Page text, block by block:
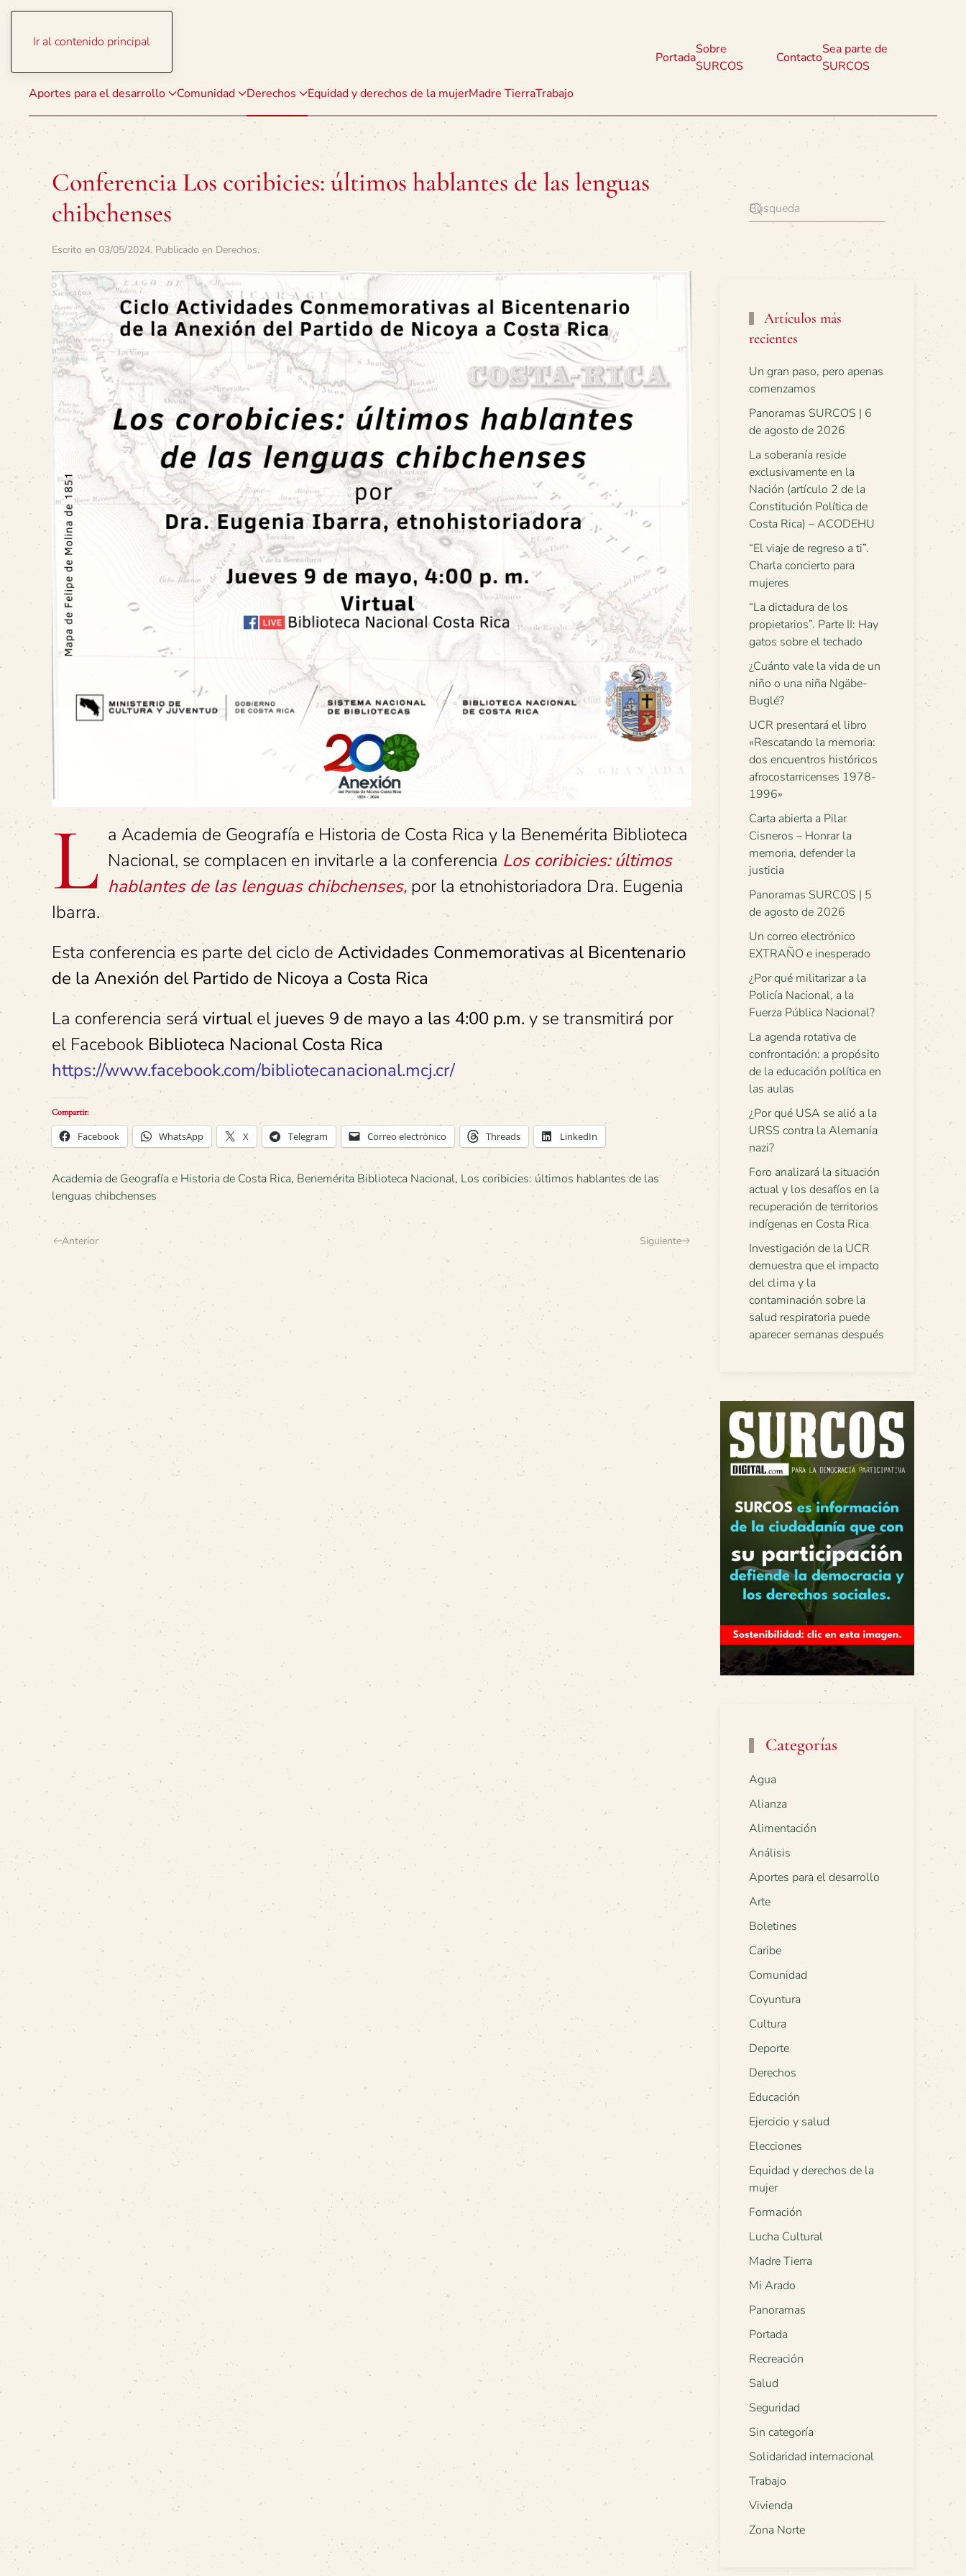
Ir al contenido principal
Aportes para el desarrollo Comunidad Derechos Equidad y derechos de la mujerMadre TierraTrabajo
Portada
Sobre
SURCOS
Contacto
Sea parte de
SURCOS
Conferencia Los coribicies: últimos hablantes de las lenguas
chibchenses
Escrito en 03/05/2024. Publicado en Derechos.
L a Academia de Geografía e Historia de Costa Rica y la Benemérita Biblioteca
Nacional, se complacen en invitarle a la conferencia Los coribicies: últimos
hablantes de las lenguas chibchenses,por la etnohistoriadora Dra. Eugenia
Ibarra.
Esta conferencia es parte del ciclo deActividades Conmemorativas al Bicentenario
de la Anexión del Partido de Nicoya a Costa Rica
La conferencia será virtual el jueves 9 de mayo a las 4:00 p.m. y se transmitirá por
el Facebook Biblioteca Nacional Costa Rica
https://www.facebook.com/bibliotecanacional.mcj.cr/
Compartir:
Facebook WhatsApp X Telegram Correo electrónico Threads LinkedIn
Academia de Geografía e Historia de Costa Rica, Benemérita Biblioteca Nacional, Los coribicies: últimos hablantes de las
lenguas chibchenses
Anterior Siguiente
Artículos más
recientes
Un gran paso, pero apenas
comenzamos
Panoramas SURCOS | 6
de agosto de 2026
La soberanía reside
exclusivamente en la
Nación (artículo 2 de la
Constitución Política de
Costa Rica) – ACODEHU
“El viaje de regreso a ti”.
Charla concierto para
mujeres
“La dictadura de los
propietarios”. Parte II: Hay
gatos sobre el techado
¿Cuánto vale la vida de un
niño o una niña Ngäbe-
Buglé?
UCR presentará el libro
«Rescatando la memoria:
dos encuentros históricos
afrocostarricenses 1978-
1996»
Carta abierta a Pilar
Cisneros – Honrar la
memoria, defender la
justicia
Panoramas SURCOS | 5
de agosto de 2026
Un correo electrónico
EXTRAÑO e inesperado
¿Por qué militarizar a la
Policía Nacional, a la
Fuerza Pública Nacional?
La agenda rotativa de
confrontación: a propósito
de la educación política en
las aulas
¿Por qué USA se alió a la
URSS contra la Alemania
nazi?
Foro analizará la situación
actual y los desafíos en la
recuperación de territorios
indígenas en Costa Rica
Investigación de la UCR
demuestra que el impacto
del clima y la
contaminación sobre la
salud respiratoria puede
aparecer semanas después
Categorías
Agua
Alianza
Alimentación
Análisis
Aportes para el desarrollo
Arte
Boletines
Caribe
Comunidad
Coyuntura
Cultura
Deporte
Derechos
Educación
Ejercicio y salud
Elecciones
Equidad y derechos de la
mujer
Formación
Lucha Cultural
Madre Tierra
Mi Arado
Panoramas
Portada
Recreación
Salud
Seguridad
Sin categoría
Solidaridad internacional
Trabajo
Vivienda
Zona Norte